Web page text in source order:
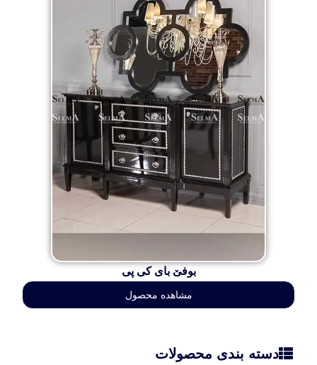
بوفێ بای کی پی
مشاهده محصول
دسته بندی محصولات